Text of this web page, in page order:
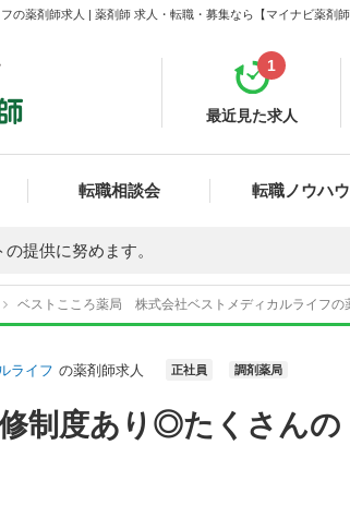
薬剤師求人 | 薬剤師 求人・転職・募集なら【マイナビ薬剤師
最近見た求人
1
転職相談会 転職ノウハウ
提供に努めます。
ベストこころ薬局 株式会社ベストメディカルライフの
ライフ の薬剤師求人 正社員 調剤薬局
修制度あり◎たくさん